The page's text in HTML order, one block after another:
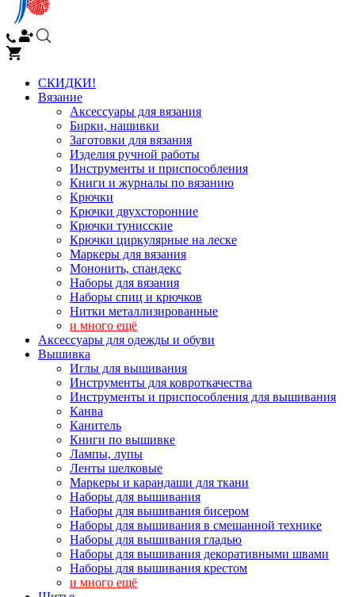
СКИДКИ!
Вязание
Аксессуары для вязания
Бирки, нашивки
Заготовки для вязания
Изделия ручной работы
Инструменты и приспособления
Книги и журналы по вязанию
Крючки
Крючки двухсторонние
Крючки тунисские
Крючки циркулярные на леске
Маркеры для вязания
Мононить, спандекс
Наборы для вязания
Наборы спиц и крючков
Нитки металлизированные
и много ещё
Аксессуары для одежды и обуви
Вышивка
Иглы для вышивания
Инструменты для ковроткачества
Инструменты и приспособления для вышивания
Канва
Канитель
Книги по вышивке
Лампы, лупы
Ленты шелковые
Маркеры и карандаши для ткани
Наборы для вышивания
Наборы для вышивания бисером
Наборы для вышивания в смешанной технике
Наборы для вышивания гладью
Наборы для вышивания декоративными швами
Наборы для вышивания крестом
и много ещё